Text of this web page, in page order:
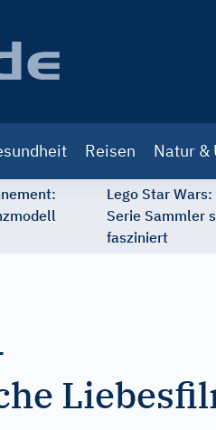
Reisen Natur &
Lego Star
Serie Sammler
fasziniert